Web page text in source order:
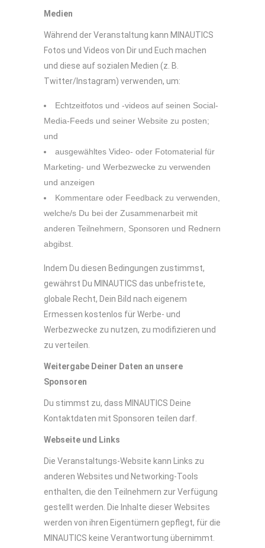
Medien
Während der Veranstaltung kann MINAUTICS
Fotos und Videos von Dir und Euch machen
und diese auf sozialen Medien (z. B.
Twitter/Instagram) verwenden, um:
Echtzeitfotos und -videos auf seinen Social-
Media-Feeds und seiner Website zu posten;
und
ausgewähltes Video- oder Fotomaterial für
Marketing- und Werbezwecke zu verwenden
und anzeigen
Kommentare oder Feedback zu verwenden,
welche/s Du bei der Zusammenarbeit mit
anderen Teilnehmern, Sponsoren und Rednern
abgibst.
Indem Du diesen Bedingungen zustimmst,
gewährst Du MINAUTICS das unbefristete,
globale Recht, Dein Bild nach eigenem
Ermessen kostenlos für Werbe- und
Werbezwecke zu nutzen, zu modifizieren und
zu verteilen.
Weitergabe Deiner Daten an unsere
Sponsoren
Du stimmst zu, dass MINAUTICS Deine
Kontaktdaten mit Sponsoren teilen darf.
Webseite und Links
Die Veranstaltungs-Website kann Links zu
anderen Websites und Networking-Tools
enthalten, die den Teilnehmern zur Verfügung
gestellt werden. Die Inhalte dieser Websites
werden von ihren Eigentümern gepflegt, für die
MINAUTICS keine Verantwortung übernimmt.